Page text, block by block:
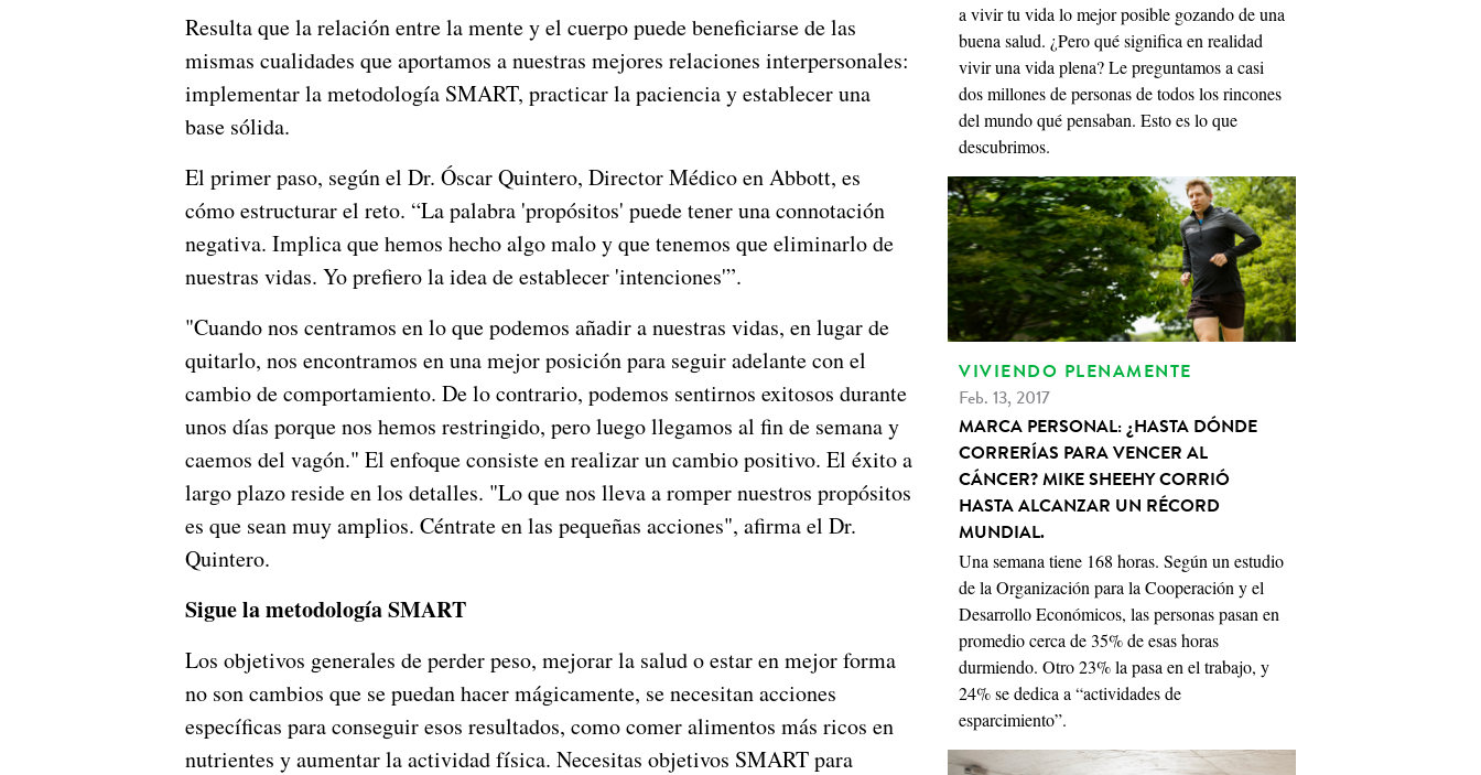
Resulta que la relación entre la mente y el cuerpo puede beneficiarse de las
mismas cualidades que aportamos a nuestras mejores relaciones interpersonales:
implementar la metodología SMART, practicar la paciencia y establecer una
base sólida.
El primer paso, según el Dr. Óscar Quintero, Director Médico en Abbott, es
cómo estructurar el reto. “La palabra 'propósitos' puede tener una connotación
negativa. Implica que hemos hecho algo malo y que tenemos que eliminarlo de
nuestras vidas. Yo prefiero la idea de establecer 'intenciones'”.
"Cuando nos centramos en lo que podemos añadir a nuestras vidas, en lugar de
quitarlo, nos encontramos en una mejor posición para seguir adelante con el
cambio de comportamiento. De lo contrario, podemos sentirnos exitosos durante
unos días porque nos hemos restringido, pero luego llegamos al fin de semana y
caemos del vagón." El enfoque consiste en realizar un cambio positivo. El éxito a
largo plazo reside en los detalles. "Lo que nos lleva a romper nuestros propósitos
es que sean muy amplios. Céntrate en las pequeñas acciones", afirma el Dr.
Quintero.
Sigue la metodología SMART
Los objetivos generales de perder peso, mejorar la salud o estar en mejor forma
no son cambios que se puedan hacer mágicamente, se necesitan acciones
específicas para conseguir esos resultados, como comer alimentos más ricos en
nutrientes y aumentar la actividad física. Necesitas objetivos SMART para
a vivir tu vida lo mejor posible gozando de una
buena salud. ¿Pero qué significa en realidad
vivir una vida plena? Le preguntamos a casi
dos millones de personas de todos los rincones
del mundo qué pensaban. Esto es lo que
descubrimos.
VIVIENDO PLENAMENTE
Feb. 13, 2017
MARCA PERSONAL: ¿HASTA DÓNDE
CORRERÍAS PARA VENCER AL
CÁNCER? MIKE SHEEHY CORRIÓ
HASTA ALCANZAR UN RÉCORD
MUNDIAL.
Una semana tiene 168 horas. Según un estudio
de la Organización para la Cooperación y el
Desarrollo Económicos, las personas pasan en
promedio cerca de 35% de esas horas
durmiendo. Otro 23% la pasa en el trabajo, y
24% se dedica a “actividades de
esparcimiento”.